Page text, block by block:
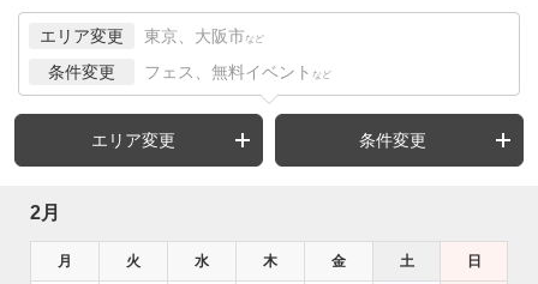
エリア変更 東京、大阪市 など
条件変更 フェス、無料イベント など
エリア変更 条件変更
2月
月 火 水 木 金 土 日